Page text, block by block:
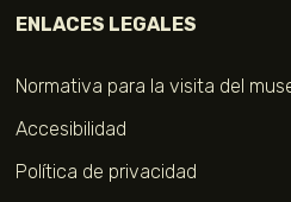
ENLACES LEGALES
Normativa para la visita del
Accesibilidad
Política de privacidad